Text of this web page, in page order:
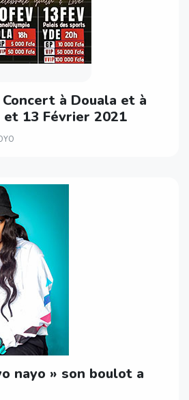
à Douala et à
et 13 Février 2021
nayo » son boulot a